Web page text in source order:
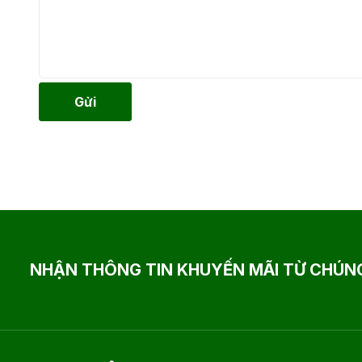
Gửi
NHẬN THÔNG TIN KHUYẾN MÃI TỪ